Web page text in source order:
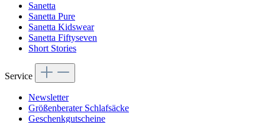
Sanetta
Sanetta Pure
Sanetta Kidswear
Sanetta Fiftyseven
Short Stories
Service
Newsletter
Größenberater Schlafsäcke
Geschenkgutscheine